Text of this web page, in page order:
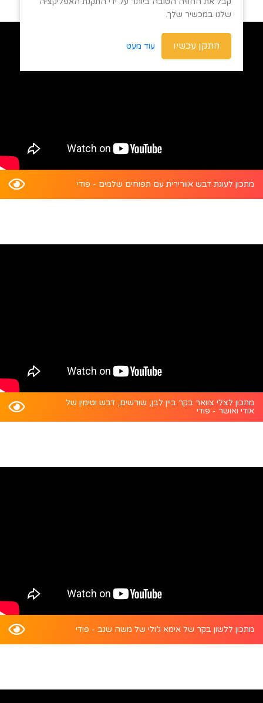
מתכון לעוגת דבש אוורירית עם תפוחים שלמים - פודי
מתכון לצלי צוואר בקר ביין לבן, שורשים, דבש וטימין של
אודי ואושר - פודי
מתכון ללשון בקר של אימא ג’ולי של משה שגב - פודי
שלנו במכשיר שלך.
התקן עכשיו עוד מעט